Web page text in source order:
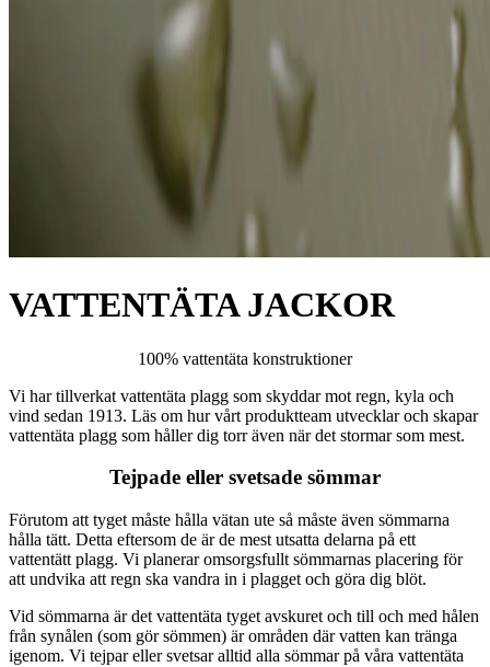
VATTENTÄTA JACKOR
100% vattentäta konstruktioner
Vi har tillverkat vattentäta plagg som skyddar mot regn, kyla och
vind sedan 1913. Läs om hur vårt produktteam utvecklar och skapar
vattentäta plagg som håller dig torr även när det stormar som mest.
Tejpade eller svetsade sömmar
Förutom att tyget måste hålla vätan ute så måste även sömmarna
hålla tätt. Detta eftersom de är de mest utsatta delarna på ett
vattentätt plagg. Vi planerar omsorgsfullt sömmarnas placering för
att undvika att regn ska vandra in i plagget och göra dig blöt.
Vid sömmarna är det vattentäta tyget avskuret och till och med hålen
från synålen (som gör sömmen) är områden där vatten kan tränga
igenom. Vi tejpar eller svetsar alltid alla sömmar på våra vattentäta